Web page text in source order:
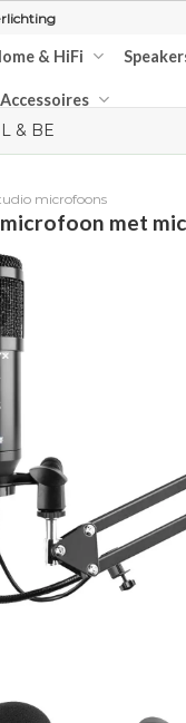
& HiFi
Accessoires
& BE
microfoons
microfoon met